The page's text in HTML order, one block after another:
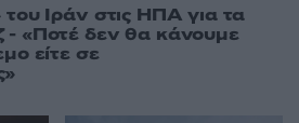
Ιράν στις ΗΠΑ για τα
- «Ποτέ δεν θα κάνουμε
είτε σε